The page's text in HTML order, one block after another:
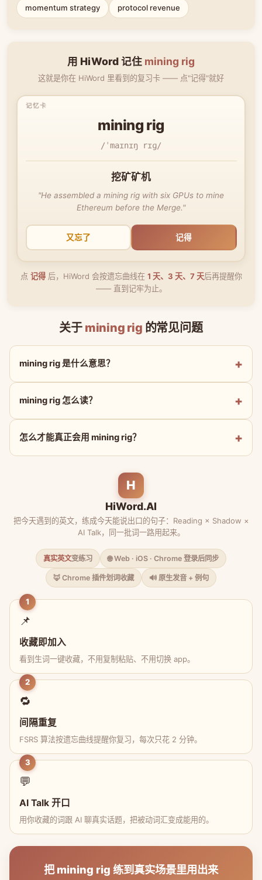
momentum strategy protocol revenue
用 HiWord 记住 mining rig
这就是你在 HiWord 里看到的复习卡 —— 点"记得"就好
mining rig
/ˈmaɪnɪŋ rɪɡ/
挖矿矿机
"He assembled a mining rig with six GPUs to mine
Ethereum before the Merge."
又忘了 记得
点 记得后，HiWord 会按遗忘曲线在 1 天、3 天、7 天后再提醒你
—— 直到记牢为止。
关于 mining rig 的常见问题
mining rig 是什么意思？
mining rig 怎么读？
怎么才能真正会用 mining rig？
H
HiWord.AI
把今天遇到的英文，练成今天能说出口的句子：Reading × Shadow ×
AI Talk，同一批词一路用起来。
真实英文变练习 🌐 Web · iOS · Chrome 登录后同步
🦊 Chrome 插件划词收藏 🔊 原生发音 + 例句
1
📌
收藏即加入
看到生词一键收藏，不用复制粘贴、不用切换 app。
2
🔁
间隔重复
FSRS 算法按遗忘曲线提醒你复习，每次只花 2 分钟。
3
💬
AI Talk 开口
用你收藏的词跟 AI 聊真实话题，把被动词汇变成能用的。
把 mining rig 练到真实场景里用出来